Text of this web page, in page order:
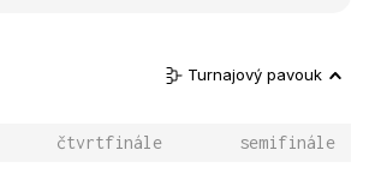
Turnajový pavouk
čtvrtfinále semifinále